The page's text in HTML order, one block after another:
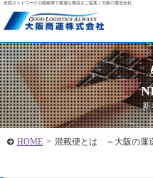
全国ネットワークの路線便で最適な物流をご提案｜大阪の運送会社
新
HOME > 混載便とは ～大阪の運